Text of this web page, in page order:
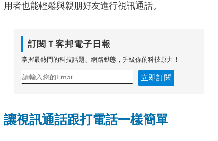
用者也能輕鬆與親朋好友進行視訊通話。
訂閱Ｔ客邦電子日報
掌握最熱門的科技話題、網路動態，升級你的科技原力！
立即訂閱
讓視訊通話跟打電話一樣簡單